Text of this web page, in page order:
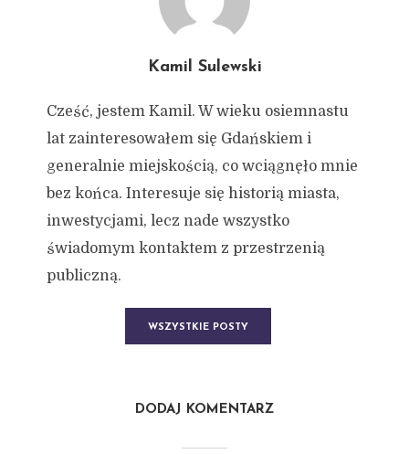
Kamil Sulewski
Cześć, jestem Kamil. W wieku osiemnastu
lat zainteresowałem się Gdańskiem i
generalnie miejskością, co wciągnęło mnie
bez końca. Interesuje się historią miasta,
inwestycjami, lecz nade wszystko
świadomym kontaktem z przestrzenią
publiczną.
WSZYSTKIE POSTY
DODAJ KOMENTARZ